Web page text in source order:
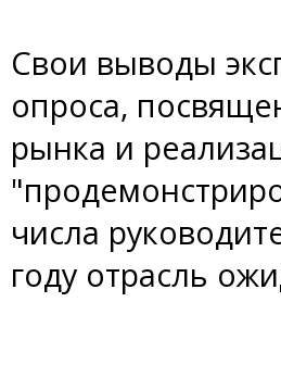
Свои выводы
опроса,
рынка и
числа
году отрасль